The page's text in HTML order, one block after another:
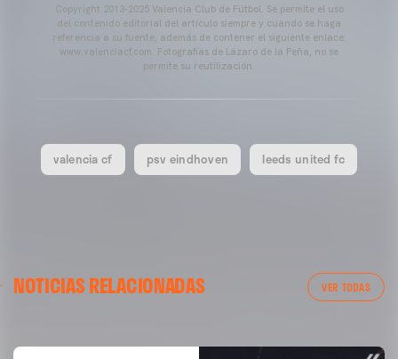
Copyright 2013-2025 Valencia Club de Fútbol. Se permite el uso
del contenido editorial del artículo siempre y cuando se haga
referencia a su fuente, además de contener el siguiente enlace:
www.valenciacf.com. Fotografías de Lázaro de la Peña, no se
permite su reutilización.
valencia cf psv eindhoven leeds united fc
NOTICIAS RELACIONADAS VER TODAS
ENTRENAMIENTO DEL VALENCIA CF 04/03/26